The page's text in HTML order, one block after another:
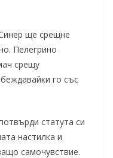
ще срещне
Пелегрино
срещу
го със
статута си
настилка и
самочувствие.